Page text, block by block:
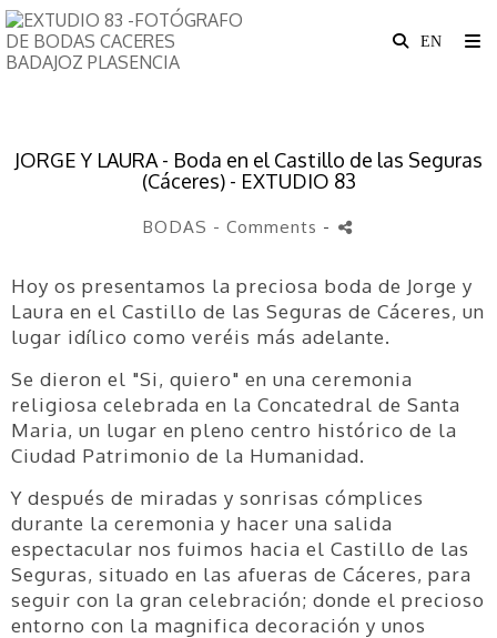
JORGE Y LAURA - Boda en el Castillo de las Seguras
(Cáceres) - EXTUDIO 83
BODAS - Comments -
Hoy os presentamos la preciosa boda de Jorge y
Laura en el Castillo de las Seguras de Cáceres, un
lugar idílico como veréis más adelante.
Se dieron el "Si, quiero" en una ceremonia
religiosa celebrada en la Concatedral de Santa
Maria, un lugar en pleno centro histórico de la
Ciudad Patrimonio de la Humanidad.
Y después de miradas y sonrisas cómplices
durante la ceremonia y hacer una salida
espectacular nos fuimos hacia el Castillo de las
Seguras, situado en las afueras de Cáceres, para
seguir con la gran celebración; donde el precioso
entorno con la magnifica decoración y unos